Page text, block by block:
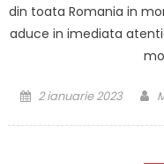
din toata Romania in
aduce in imediata
Posted
2 ianuarie 2023